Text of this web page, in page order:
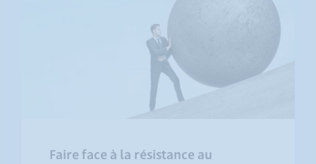
Faire face à la résistance au